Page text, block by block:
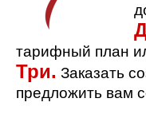
тарифный план
Три. Заказать
предложить вам